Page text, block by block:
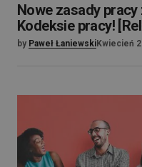
Nowe zasady
Kodeksie pracy!
by Paweł ŁaniewskiKwiecień